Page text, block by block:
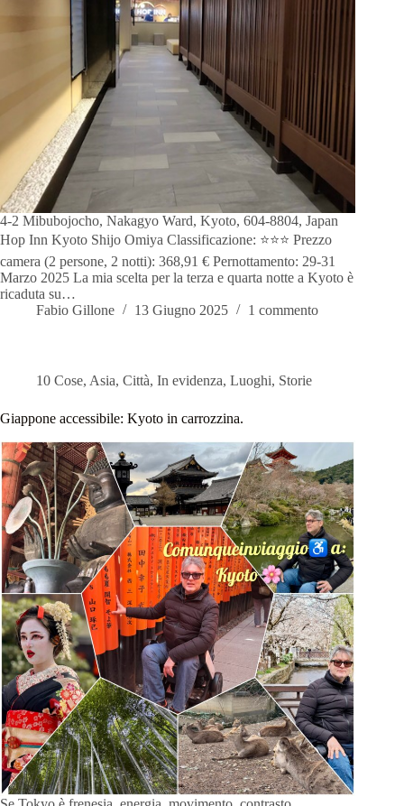
4-2 Mibubojocho, Nakagyo Ward, Kyoto, 604-8804, Japan
Hop Inn Kyoto Shijo Omiya Classificazione: ⭐️⭐️⭐️ Prezzo
camera (2 persone, 2 notti): 368,91 € Pernottamento: 29-31
Marzo 2025 La mia scelta per la terza e quarta notte a Kyoto è
ricaduta su…
Fabio Gillone
13 Giugno 2025 1 commento
10 Cose, Asia, Città, In evidenza, Luoghi, Storie
Giappone accessibile: Kyoto in carrozzina.